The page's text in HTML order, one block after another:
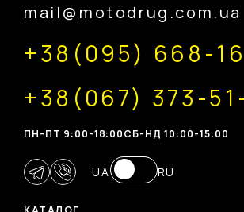
mail@motodrug.com.ua
+38(095) 668-
+38(067) 373-
ПН-ПТ 9:00-18:00CБ-НД 10:00-15:00
UA RU